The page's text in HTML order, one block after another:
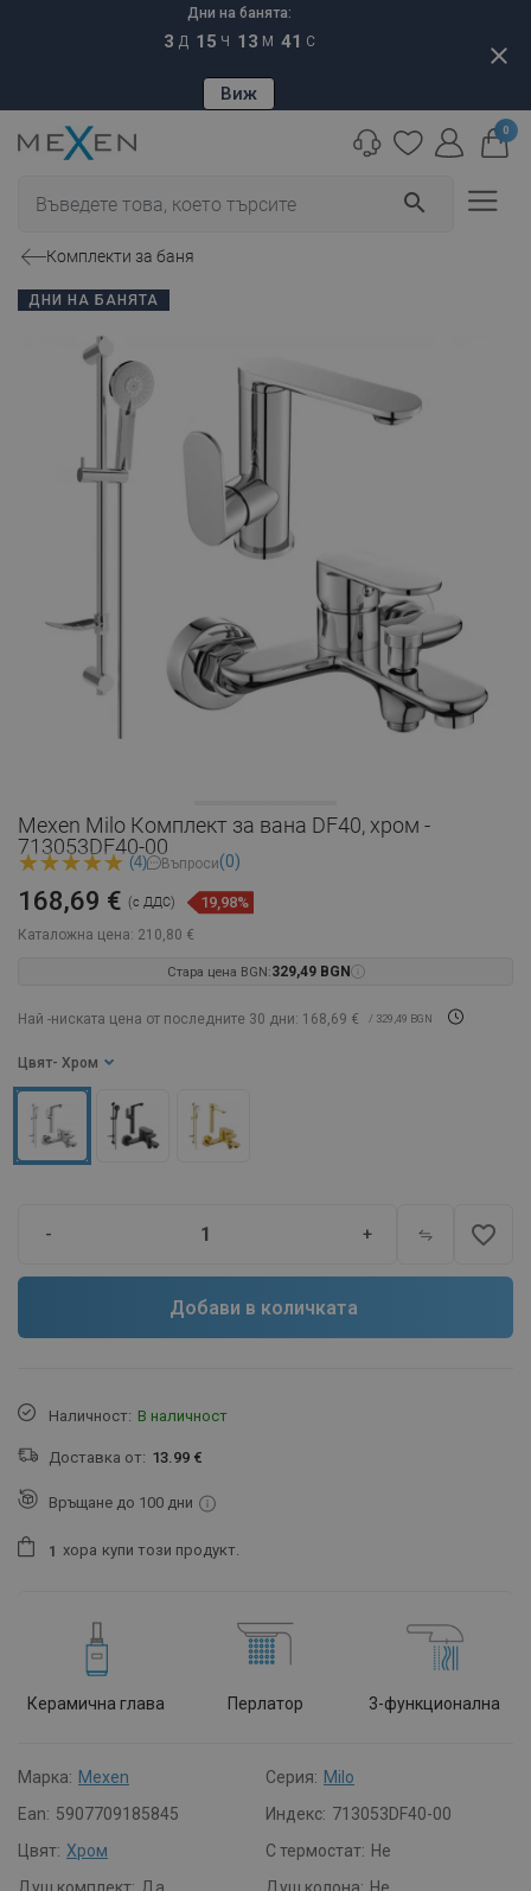
Дни на банята:
3 Д 15 Ч 13 М 40 С
Виж
close
search
0
Комплекти за баня
ДНИ НА БАНЯТА
Mexen Milo Комплект за вана DF40, хром -
713053DF40-00
(4) Въпроси(0)
Каталожна цена: 210,80 €
168,69 € (с ДДС) 19,98%
Стара цена BGN:329,49 BGN
Най -ниската цена от последните 30 дни: 168,69 € / 329,49 BGN
Цвят - Хром
- + favorite_border
Добави в количката
Наличност: В наличност
Доставка от: 13.99 €
Връщане до 100 дни
1 хора купи този продукт.
Керамична глава Перлатор 3-функционална
Марка: Mexen Серия: Milo
Ean: 5907709185845 Индекс: 713053DF40-00
Цвят: Хром С термостат: Не
Душ комплект: Да Душ колона: Не